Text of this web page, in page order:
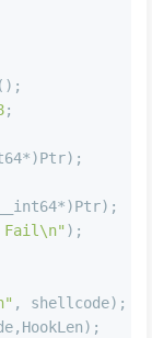
();
;
Fail\n" );
, shellcode);